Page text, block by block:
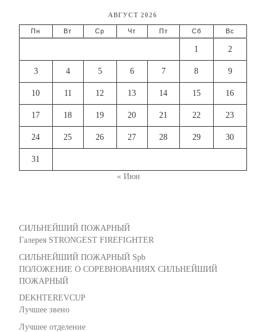
АВГУСТ 2026
Пн Вт Ср Чт Пт Сб Вс
1 2
3 4 5 6 7 8 9
10 11 12 13 14 15 16
17 18 19 20 21 22 23
24 25 26 27 28 29 30
31
« Июн
СИЛЬНЕЙШИЙ ПОЖАРНЫЙ
Галерея STRONGEST FIREFIGHTER
СИЛЬНЕЙШИЙ ПОЖАРНЫЙ Spb
ПОЛОЖЕНИЕ О СОРЕВНОВАНИЯХ СИЛЬНЕЙШИЙ
ПОЖАРНЫЙ
DEKHTEREVCUP
Лучшее звено
Лучшее отделение